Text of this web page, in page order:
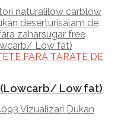
naturalilow carblow
deserturisalam de
zaharsugar free
FARA TARATE DE
(Lowcarb/ Low fat)
Vizualizari Dukan